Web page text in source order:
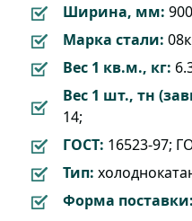
Ширина, мм:
Марка стали:
Вес 1 кв.м., кг:
Вес 1 шт., тн
14;
ГОСТ: 16523-97;
Тип:
Форма поставки: